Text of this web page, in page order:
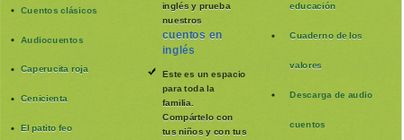
Cuentos clásicos
Audiocuentos
Caperucita roja
Cenicienta
El patito feo
inglés y prueba
nuestros
cuentos en
inglés
Este es un espacio
para toda la
familia
Compártelo con
tus niños y con tus
educación
Cuaderno de los
valores
Descarga de audio
cuentos